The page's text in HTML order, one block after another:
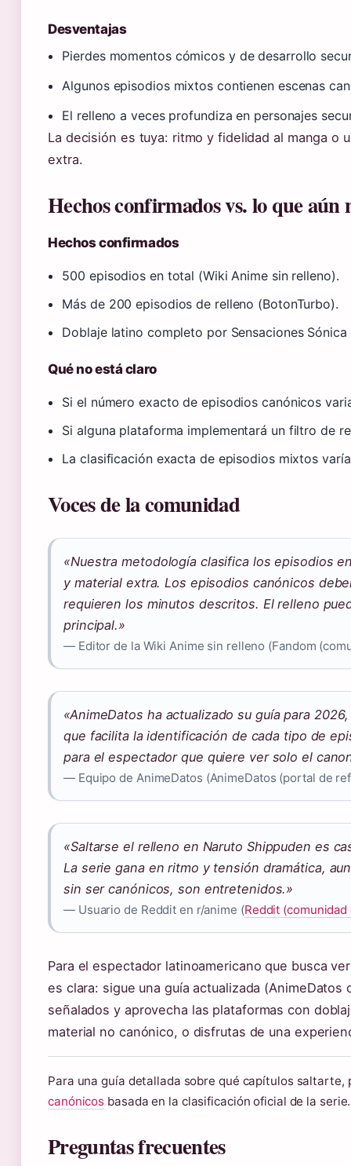
Desventajas
Pierdes momentos cómicos y de desarrollo
Algunos episodios mixtos contienen escenas
El relleno a veces profundiza en personajes
La decisión es tuya: ritmo y fidelidad al manga o
extra.
Hechos confirmados vs. lo que aún
Hechos confirmados
500 episodios en total (Wiki Anime sin relleno).
Más de 200 episodios de relleno (BotonTurbo).
Doblaje latino completo por Sensaciones
Qué no está claro
Si el número exacto de episodios canónicos
Si alguna plataforma implementará un filtro de
La clasificación exacta de episodios mixtos
Voces de la comunidad
«Nuestra metodología clasifica los episodios
y material extra. Los episodios canónicos
requieren los minutos descritos. El relleno
principal.»
— Editor de la Wiki Anime sin relleno (Fandom
«AnimeDatos ha actualizado su guía para
que facilita la identificación de cada tipo de
para el espectador que quiere ver solo el
— Equipo de AnimeDatos (AnimeDatos (portal de
«Saltarse el relleno en Naruto Shippuden es
La serie gana en ritmo y tensión dramática,
sin ser canónicos, son entretenidos.»
— Usuario de Reddit en r/anime (Reddit (comunidad
Para el espectador latinoamericano que busca
es clara: sigue una guía actualizada
señalados y aprovecha las plataformas con
material no canónico, o disfrutas de una
Para una guía detallada sobre qué capítulos
canónicos basada en la clasificación oficial de la serie.
Preguntas frecuentes